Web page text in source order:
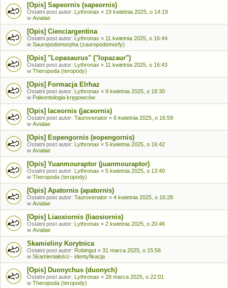
[Opis] Sapeornis (sapeornis)
Ostatni post autor: Lythronax « 19 kwietnia 2025, o 14:19
w Avialae
[Opis] Cienciargentina
Ostatni post autor: Lythronax « 11 kwietnia 2025, o 16:44
w Sauropodomorpha (zauropodomorfy)
[Opis] "Lopasaurus" ("lopazaur")
Ostatni post autor: Lythronax « 11 kwietnia 2025, o 16:43
w Theropoda (teropody)
[Opis] Formacja Elrhaz
Ostatni post autor: Lythronax « 9 kwietnia 2025, o 18:30
w Paleontologia kręgowców
[Opis] Iaceornis (jaceornis)
Ostatni post autor: Taurovenator « 6 kwietnia 2025, o 16:59
w Avialae
[Opis] Eopengornis (eopengornis)
Ostatni post autor: Lythronax « 5 kwietnia 2025, o 16:42
w Avialae
[Opis] Yuanmouraptor (juanmouraptor)
Ostatni post autor: Lythronax « 5 kwietnia 2025, o 13:40
w Theropoda (teropody)
[Opis] Apatornis (apatornis)
Ostatni post autor: Taurovenator « 4 kwietnia 2025, o 16:28
w Avialae
[Opis] Liaoxiornis (liaosiornis)
Ostatni post autor: Lythronax « 2 kwietnia 2025, o 20:46
w Avialae
Skamieliny Korytnica
Ostatni post autor: Robingut « 31 marca 2025, o 15:56
w Skamieniałości - identyfikacja
[Opis] Duonychus (duonych)
Ostatni post autor: Lythronax « 28 marca 2025, o 22:01
w Theropoda (teropody)